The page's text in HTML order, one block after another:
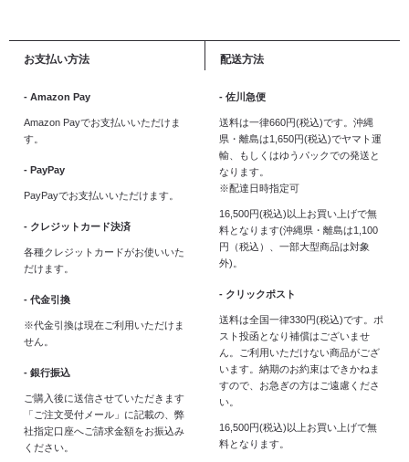
お支払い方法
- Amazon Pay
Amazon Payでお支払いいただけま
す。
- PayPay
PayPayでお支払いいただけます。
- クレジットカード決済
各種クレジットカードがお使いいた
だけます。
- 代金引換
※代金引換は現在ご利用いただけま
せん。
- 銀行振込
ご購入後に送信させていただきます
「ご注文受付メール」に記載の、弊
社指定口座へご請求金額をお振込み
ください。
配送方法
- 佐川急便
送料は一律660円(税込)です。沖縄
県・離島は1,650円(税込)でヤマト運
輸、もしくはゆうパックでの発送と
なります。
※配達日時指定可
16,500円(税込)以上お買い上げで無
料となります(沖縄県・離島は1,100
円（税込）、一部大型商品は対象
外)。
- クリックポスト
送料は全国一律330円(税込)です。ポ
スト投函となり補償はございませ
ん。ご利用いただけない商品がござ
います。納期のお約束はできかねま
すので、お急ぎの方はご遠慮くださ
い。
16,500円(税込)以上お買い上げで無
料となります。